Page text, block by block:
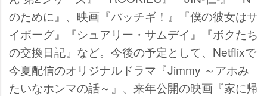
のために』、映画『パッチギ！』『僕の彼女はサ
イボーグ』『シュアリー・サムデイ』『ボクたち
の交換日記』など。今後の予定として、Netflixで
今夏配信のオリジナルドラマ『Jimmy ～アホみ
たいなホンマの話～』、来年公開の映画『家に帰